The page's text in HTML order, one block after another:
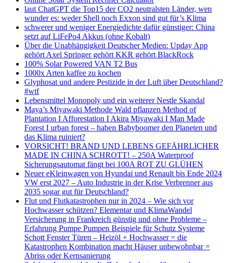
laut ChatGPT die Top15 der CO2 neutralsten Länder, wen
wunder es: weder Shell noch Exxon sind gut für’s Klima
schwerer und weniger Energiedichte dafür günstiger: China
setzt auf LiFePo4 Akkus (ohne Kobalt)
Über die Unabhängigkeit Deutscher Medien: Upday App
gehört Axel Springer gehört KKR gehört BlackRock
100% Solar Powered VAN T2 Bus
1000x Arten kaffee zu kochen
Glyphosat und andere Pestizide in der Luft über Deutschland?
#wtf
Lebensmittel Monopoly und ein weiterer Nestle Skandal
Maya’s Miyawaki Methode Wald pflanzen Method of
Plantation I Afforestation I Akira Miyawaki I Man Made
Forest I urban forest – haben Babyboomer den Planeten und
das Klima ruiniert?
VORSICHT! BRAND UND LEBENS GEFÄHRLICHER
MADE IN CHINA SCHROTT! – 250A Waterproof
Sicherungsautomat fängt bei 100A ROT ZU GLÜHEN
Neuer eKleinwagen von Hyundai und Renault bis Ende 2024
VW erst 2027 – Auto Industrie in der Krise Verbrenner aus
2035 sogar gut für Deutschland?
Flut und Flutkatastrophen nur in 2024 – Wie sich vor
Hochwasser schützen? Elementar und KlimaWandel
Versicherung in Frankreich günstig und ohne Probleme –
Erfahrung Pumpe Pumpen Beispiele für Schutz Systeme
Schott Fenster Türen – Heizöl + Hochwasser = die
Katastrophen Kombination macht Häuser unbewohnbar =
Abriss oder Kernsanierung